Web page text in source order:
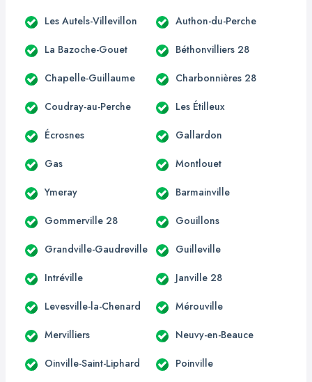
Les Autels-Villevillon Authon-du-Perche
La Bazoche-Gouet Béthonvilliers 28
Chapelle-Guillaume Charbonnières 28
Coudray-au-Perche Les Étilleux
Écrosnes Gallardon
Gas Montlouet
Ymeray Barmainville
Gommerville 28 Gouillons
Grandville-Gaudreville Guilleville
Intréville Janville 28
Levesville-la-Chenard Mérouville
Mervilliers Neuvy-en-Beauce
Oinville-Saint-Liphard Poinville